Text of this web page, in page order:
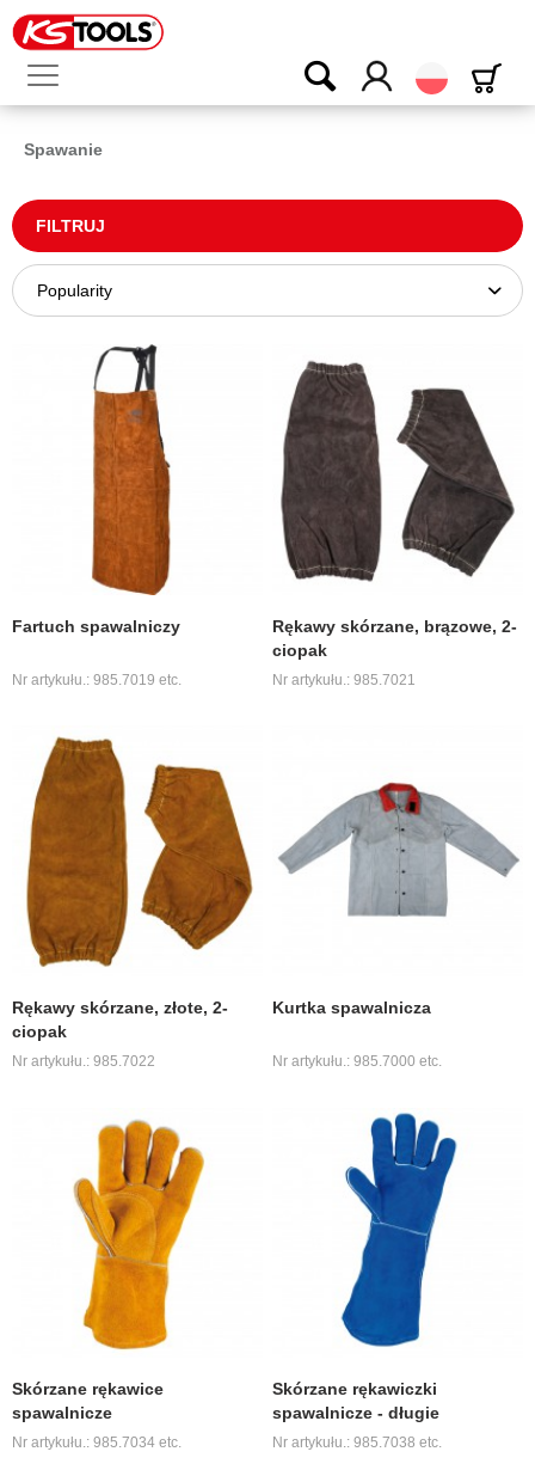
Polski
Spawanie
FILTRUJ
Fartuch spawalniczy
Nr artykułu.: 985.7019 etc.
Rękawy skórzane, brązowe, 2-
ciopak
Nr artykułu.: 985.7021
Rękawy skórzane, złote, 2-
ciopak
Nr artykułu.: 985.7022
Kurtka spawalnicza
Nr artykułu.: 985.7000 etc.
Skórzane rękawice
spawalnicze
Nr artykułu.: 985.7034 etc.
Skórzane rękawiczki
spawalnicze - długie
Nr artykułu.: 985.7038 etc.